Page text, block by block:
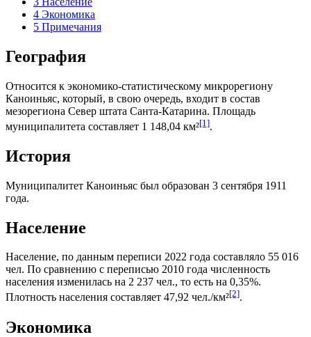
4 Экономика
5 Примечания
География
Относится к экономико-статистическому микрорегиону
Каноиньяс, который, в свою очередь, входит в состав
мезорегиона Север штата Санта-Катарина. Площадь
муниципалитета составляет 1 148,04 км²[1].
История
Муниципалитет Каноиньяс был образован 3 сентября 1911
года.
Население
Население, по данным переписи 2022 года составляло 55 016
чел. По сравнению с переписью 2010 года численность
населения изменилась на 2 237 чел., то есть на 0,35%.
Плотность населения составляет 47,92 чел./км²[2].
Экономика